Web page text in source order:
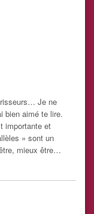
Je ne
bien aimé te lire.
importante et
» sont un
mieux être…